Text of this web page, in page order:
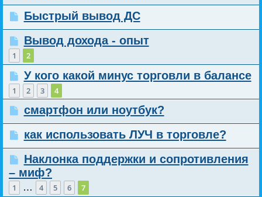
Быстрый вывод ДС
Вывод дохода - опыт
1 2
У кого какой минус торговли в балансе
1 2 3 4
смартфон или ноутбук?
как использовать ЛУЧ в торговле?
Наклонка поддержки и сопротивления
– миф?
1 … 4 5 6 7